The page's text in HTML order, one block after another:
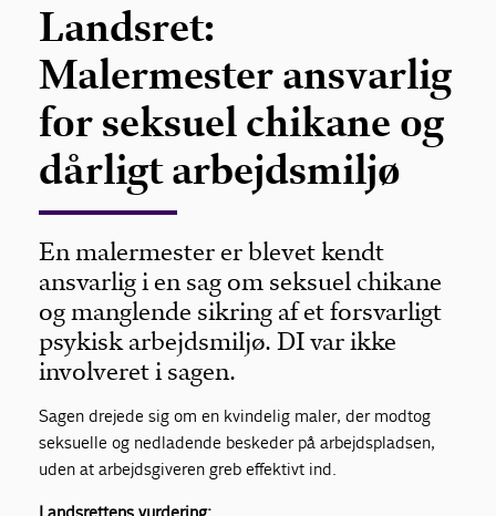
Landsret:
Malermester ansvarlig
for seksuel chikane og
dårligt arbejdsmiljø
En malermester er blevet kendt
ansvarlig i en sag om seksuel chikane
og manglende sikring af et forsvarligt
psykisk arbejdsmiljø. DI var ikke
involveret i sagen.
Sagen drejede sig om en kvindelig maler, der modtog
seksuelle og nedladende beskeder på arbejdspladsen,
uden at arbejdsgiveren greb effektivt ind.
Landsrettens vurdering: